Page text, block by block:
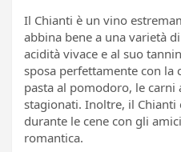
Il Chianti è un vino
abbina bene a una varietà
acidità vivace e al suo
sposa perfettamente con la
pasta al pomodoro, le
stagionati. Inoltre, il Chianti
durante le cene con gli
romantica.